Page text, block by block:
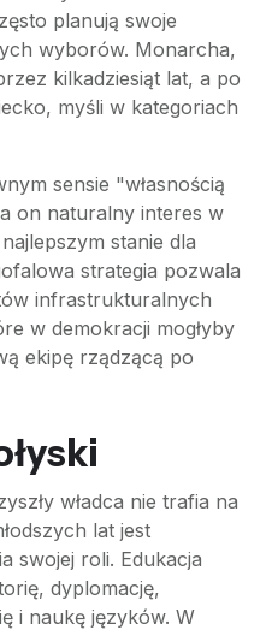
planują swoje
wyborów. Monarcha,
kilkadziesiąt lat, a po
myśli w kategoriach
sensie "własnością
on naturalny interes w
stanie dla
strategia pozwala
infrastrukturalnych
w demokracji mogłyby
ekipę rządzącą po
władca nie trafia na
lat jest
swojej roli. Edukacja
dyplomację,
i naukę języków. W